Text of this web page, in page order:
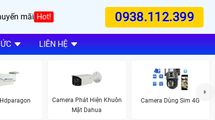
mãi Hot! 0938.112.399
LIÊN HỆ
Camera Phát Hiện Khuôn
Mặt Dahua
Camera Dùng Sim 4G